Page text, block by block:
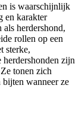
is waarschijnlijk
en karakter
als herdershond,
rollen op een
sterke,
zijn
tonen zich
wanneer ze